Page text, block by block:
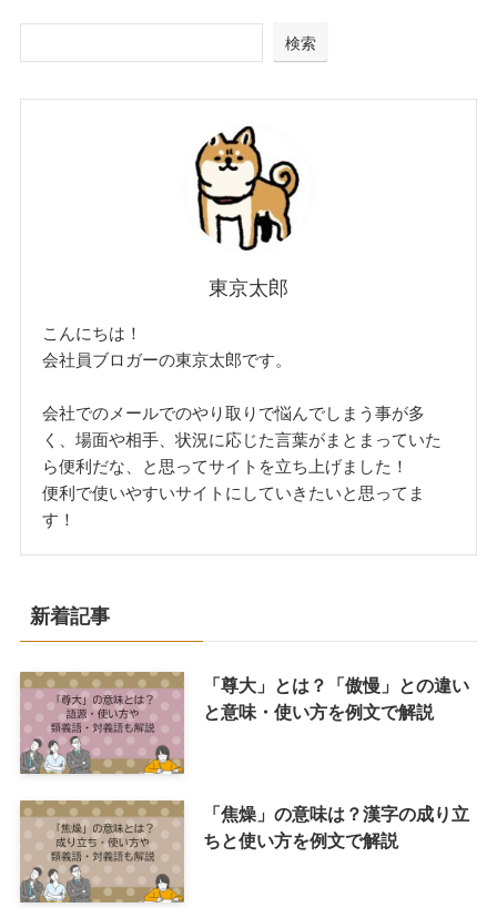
検索
東京太郎
こんにちは！
会社員ブロガーの東京太郎です。
会社でのメールでのやり取りで悩んでしまう事が多
く、場面や相手、状況に応じた言葉がまとまっていた
ら便利だな、と思ってサイトを立ち上げました！
便利で使いやすいサイトにしていきたいと思ってま
す！
新着記事
「尊大」とは？「傲慢」との違い
と意味・使い方を例文で解説
「焦燥」の意味は？漢字の成り立
ちと使い方を例文で解説